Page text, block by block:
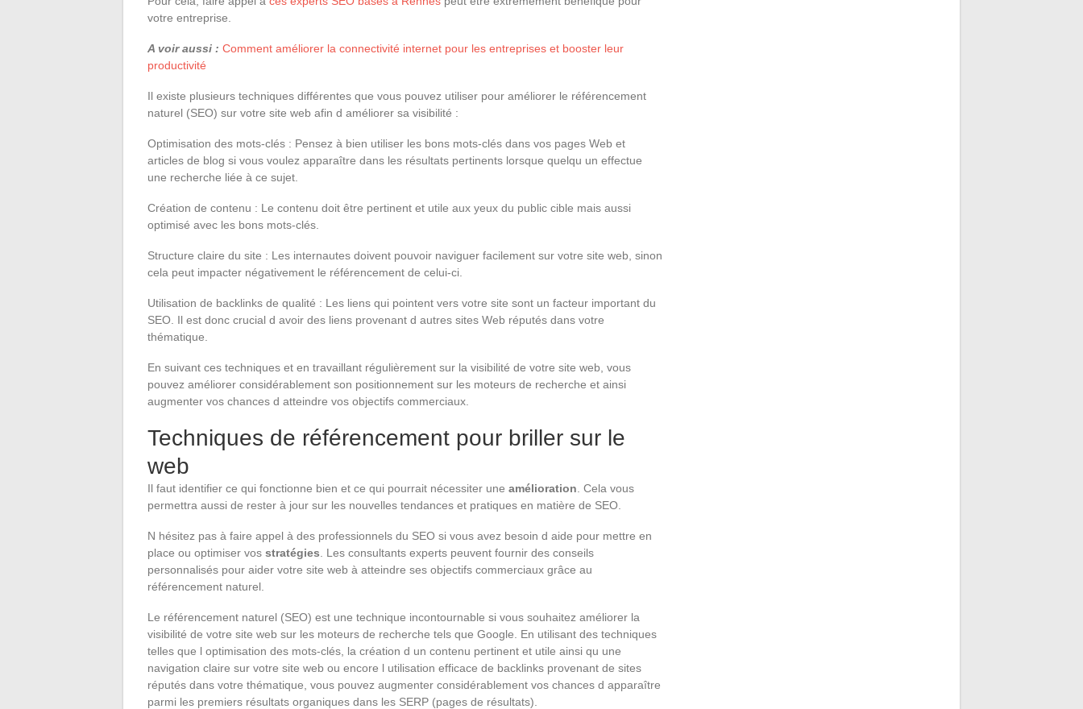
votre entreprise.
A voir aussi : Comment améliorer la connectivité internet pour les entreprises et booster leur
productivité
Il existe plusieurs techniques différentes que vous pouvez utiliser pour améliorer le référencement
naturel (SEO) sur votre site web afin d améliorer sa visibilité :
Optimisation des mots-clés : Pensez à bien utiliser les bons mots-clés dans vos pages Web et
articles de blog si vous voulez apparaître dans les résultats pertinents lorsque quelqu un effectue
une recherche liée à ce sujet.
Création de contenu : Le contenu doit être pertinent et utile aux yeux du public cible mais aussi
optimisé avec les bons mots-clés.
Structure claire du site : Les internautes doivent pouvoir naviguer facilement sur votre site web, sinon
cela peut impacter négativement le référencement de celui-ci.
Utilisation de backlinks de qualité : Les liens qui pointent vers votre site sont un facteur important du
SEO. Il est donc crucial d avoir des liens provenant d autres sites Web réputés dans votre
thématique.
En suivant ces techniques et en travaillant régulièrement sur la visibilité de votre site web, vous
pouvez améliorer considérablement son positionnement sur les moteurs de recherche et ainsi
augmenter vos chances d atteindre vos objectifs commerciaux.
Techniques de référencement pour briller sur le
web
Il faut identifier ce qui fonctionne bien et ce qui pourrait nécessiter une amélioration . Cela vous
permettra aussi de rester à jour sur les nouvelles tendances et pratiques en matière de SEO.
N hésitez pas à faire appel à des professionnels du SEO si vous avez besoin d aide pour mettre en
place ou optimiser vos stratégies . Les consultants experts peuvent fournir des conseils
personnalisés pour aider votre site web à atteindre ses objectifs commerciaux grâce au
référencement naturel.
Le référencement naturel (SEO) est une technique incontournable si vous souhaitez améliorer la
visibilité de votre site web sur les moteurs de recherche tels que Google. En utilisant des techniques
telles que l optimisation des mots-clés, la création d un contenu pertinent et utile ainsi qu une
navigation claire sur votre site web ou encore l utilisation efficace de backlinks provenant de sites
réputés dans votre thématique, vous pouvez augmenter considérablement vos chances d apparaître
parmi les premiers résultats organiques dans les SERP (pages de résultats).